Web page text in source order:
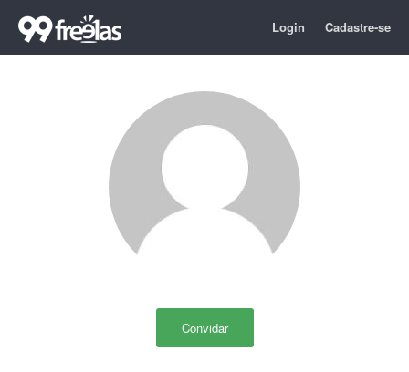
Login Cadastre-se
Convidar